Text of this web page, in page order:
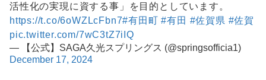
活性化の実現に資する事」を目的としています。
https://t.co/6oWZLcFbn7#有田町 #有田 #佐賀県 #佐賀
pic.twitter.com/7wC3tZ7iIQ
— 【公式】SAGA久光スプリングス (@springsofficia1)
December 17, 2024